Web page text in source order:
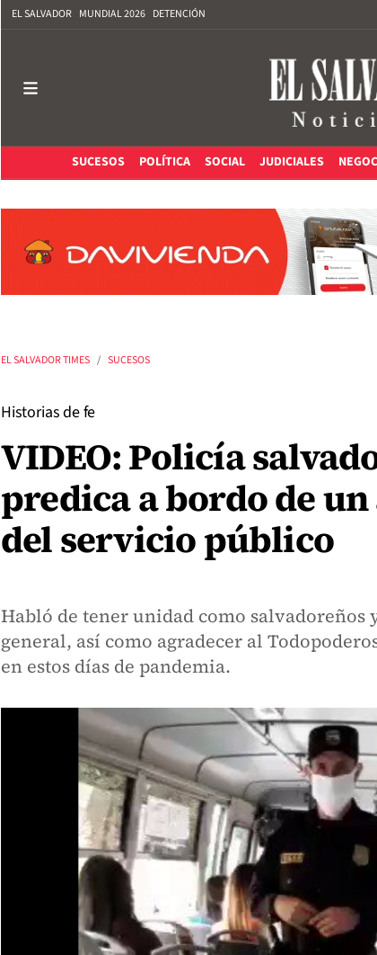
EL SALVADOR MUNDIAL 2026 DETENCIÓN
SUCESOS
POLÍTICA SOCIAL JUDICIALES
EL SALVADOR TIMES SUCESOS
Historias de fe
VIDEO: Policía
predica a bordo de
del servicio público
Habló de tener unidad como salvadoreños
general, así como agradecer al
en estos días de pandemia.